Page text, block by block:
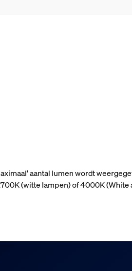
aantal lumen wordt
(witte lampen) of 4000K